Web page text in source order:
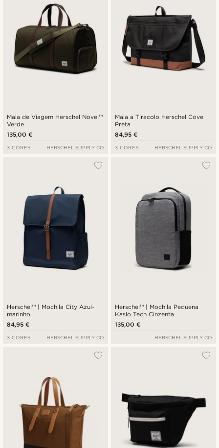
Mala de Viagem Herschel Novel™
Verde
135,00 €
3 CORES HERSCHEL SUPPLY CO
Mala a Tiracolo Herschel Cove
Preta
84,95 €
3 CORES HERSCHEL SUPPLY CO
Herschel™ | Mochila City Azul-
marinho
84,95 €
3 CORES HERSCHEL SUPPLY CO
Herschel™ | Mochila Pequena
Kaslo Tech Cinzenta
135,00 €
HERSCHEL SUPPLY CO